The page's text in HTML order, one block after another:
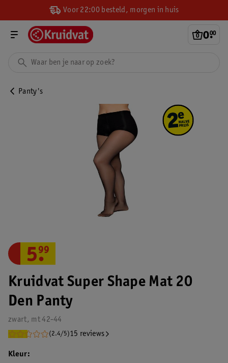
Voor 22:00 besteld, morgen in huis
0.
00
Panty's
Kruidvat Super Shape Mat 20
Den Panty
zwart, mt 42-44
(2.4/5)15 reviews
5.
99
Kleur